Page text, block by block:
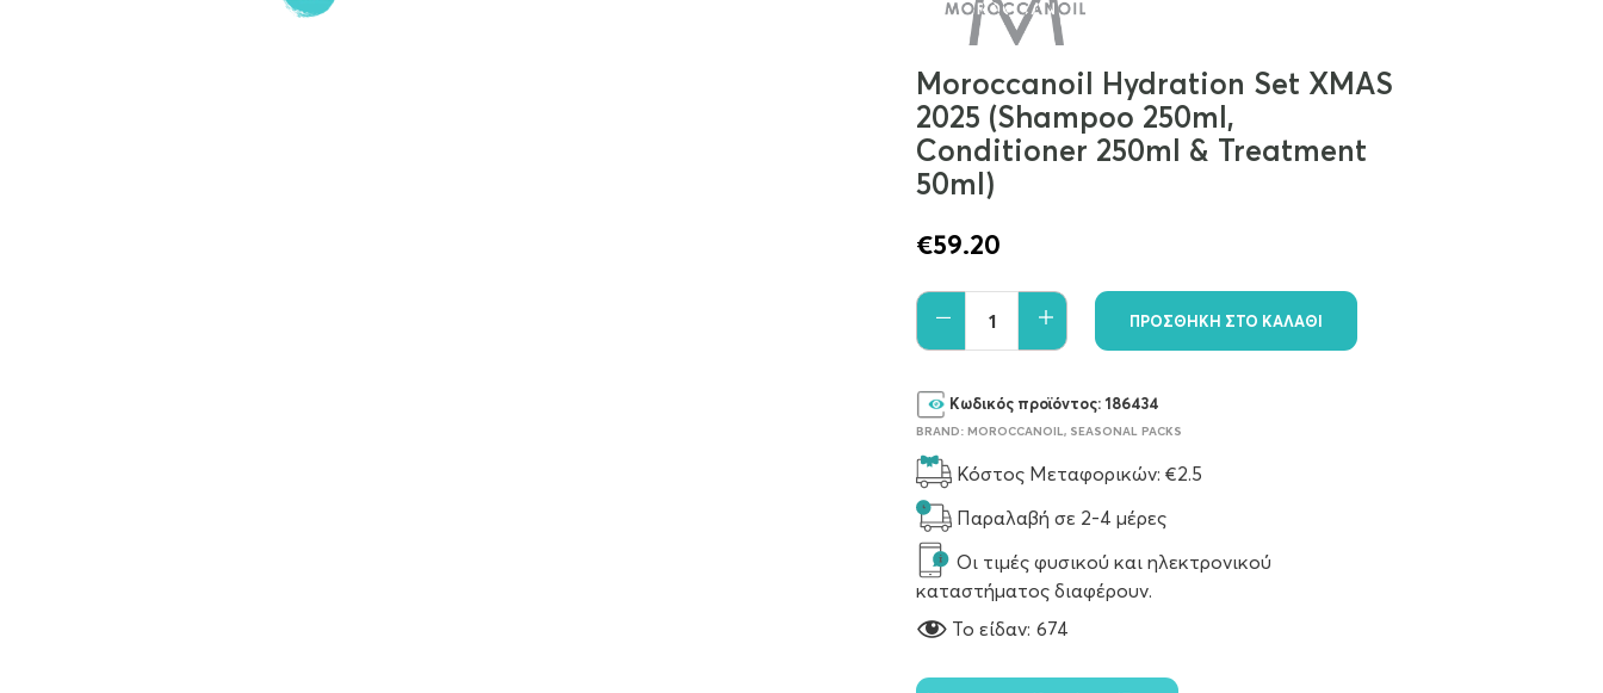
Moroccanoil Hydration Set XMAS
2025 (Shampoo 250ml,
Conditioner 250ml & Treatment
50ml)
€59.20
ΠΡΟΣΘΉΚΗ ΣΤΟ ΚΑΛΆΘΙ
Κωδικός προϊόντος:186434
BRAND: MOROCCANOIL, SEASONAL PACKS
Κόστος Μεταφορικών: €2.5
Παραλαβή σε 2-4 μέρες
Οι τιμές φυσικού και ηλεκτρονικού
καταστήματος διαφέρουν.
To είδαν: 674